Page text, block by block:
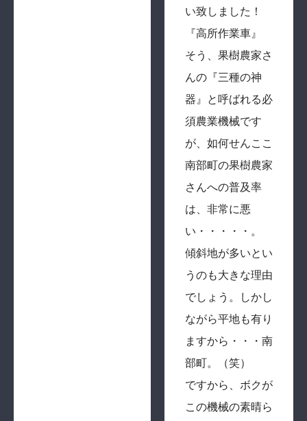
い致しました！
『高所作業車』
そう、果樹農家さ
んの『三種の神
器』と呼ばれる必
須農業機械です
が、如何せんここ
南部町の果樹農家
さんへの普及率
は、非常に悪
い・・・・・。
傾斜地が多いとい
うのも大きな理由
でしょう。しかし
ながら平地も有り
ますから・・・南
部町。（笑）
ですから、ボクが
この機械の素晴ら